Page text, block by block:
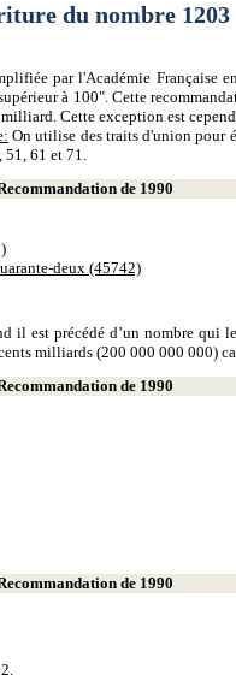
du nombre 1203
par l'Académie
à 100". Cette
Cette exception est
On utilise des traits d'union pour
51, 61 et 71.
de 1990
deux (45742)
il est précédé d’un nombre
milliards (200 000 000 000)
de 1990
de 1990